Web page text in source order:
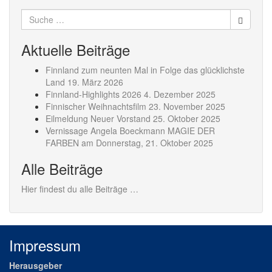
Suche
nach:
Aktuelle Beiträge
Finnland zum neunten Mal in Folge das glücklichste
Land 19. März 2026
Finnland-Highlights 2026 4. Dezember 2025
Finnischer Weihnachtsfilm 23. November 2025
Eilmeldung Neuer Vorstand 25. Oktober 2025
Vernissage Angela Boeckmann MAGIE DER
FARBEN am Donnerstag, 21. Oktober 2025
Alle Beiträge
Hier findest du alle Beiträge …
Impressum
Herausgeber